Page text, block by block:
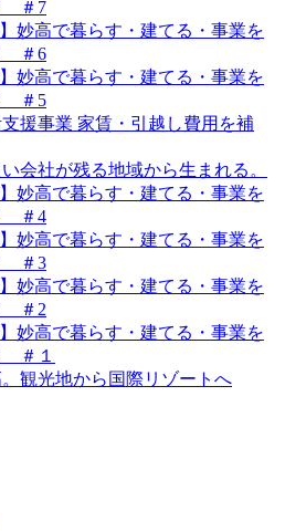
＃7
】妙高で暮らす・建てる・事業を
＃6
】妙高で暮らす・建てる・事業を
＃5
援事業 家賃・引越し費用を補
会社が残る地域から生まれる。
】妙高で暮らす・建てる・事業を
＃4
】妙高で暮らす・建てる・事業を
＃3
】妙高で暮らす・建てる・事業を
＃2
】妙高で暮らす・建てる・事業を
＃１
観光地から国際リゾートへ